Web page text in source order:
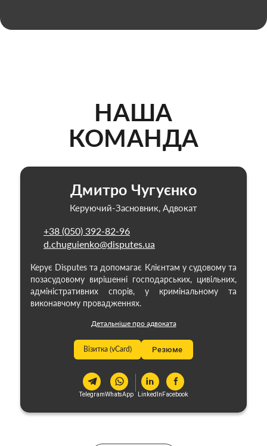
НАША
КОМАНДА
Дмитро Чугуєнко
Керуючий-Засновник, Адвокат
+38 (050) 392-82-96
d.chuguienko@disputes.ua
Керує Disputes та допомагає Клієнтам у судовому та
позасудовому вирішенні господарських, цивільних,
адміністративних спорів, у кримінальному та
виконавчому провадженнях.
Детальніше про адвоката
Візитка (vCard) Резюме
TelegramWhatsApp LinkedInFacebook